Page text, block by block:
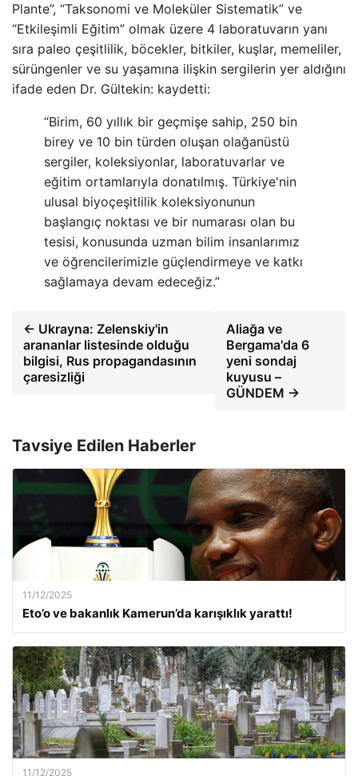
Plante”, “Taksonomi ve Moleküler Sistematik” ve
“Etkileşimli Eğitim” olmak üzere 4 laboratuvarın yanı
sıra paleo çeşitlilik, böcekler, bitkiler, kuşlar, memeliler,
sürüngenler ve su yaşamına ilişkin sergilerin yer aldığını
ifade eden Dr. Gültekin: kaydetti:
“Birim, 60 yıllık bir geçmişe sahip, 250 bin
birey ve 10 bin türden oluşan olağanüstü
sergiler, koleksiyonlar, laboratuvarlar ve
eğitim ortamlarıyla donatılmış. Türkiye'nin
ulusal biyoçeşitlilik koleksiyonunun
başlangıç ​​noktası ve bir numarası olan bu
tesisi, konusunda uzman bilim insanlarımız
ve öğrencilerimizle güçlendirmeye ve katkı
sağlamaya devam edeceğiz.”
← Ukrayna: Zelenskiy'in
arananlar listesinde olduğu
bilgisi, Rus propagandasının
çaresizliği
Aliağa ve
Bergama'da 6
yeni sondaj
kuyusu –
GÜNDEM →
Tavsiye Edilen Haberler
11/12/2025
Eto’o ve bakanlık Kamerun’da karışıklık yarattı!
11/12/2025